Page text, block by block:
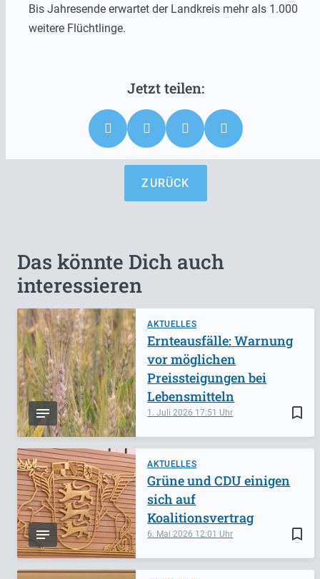
Bis Jahresende erwartet der Landkreis mehr als 1.000
weitere Flüchtlinge.
ZURÜCK
Das könnte Dich auch
interessieren
AKTUELLES
bookmark_border
1. Juli 2026 17:51
Ernteausfälle: Warnung
vor möglichen
Preissteigungen bei
Lebensmitteln
AKTUELLES
bookmark_border
6. Mai 2026 12:01
Grüne und CDU einigen
sich auf
Koalitionsvertrag